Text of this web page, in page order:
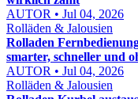
AUTOR • Jul 04, 2026
Rolläden & Jalousien
Rolladen
smarter, schneller und
AUTOR • Jul 04, 2026
Rolläden & Jalousien